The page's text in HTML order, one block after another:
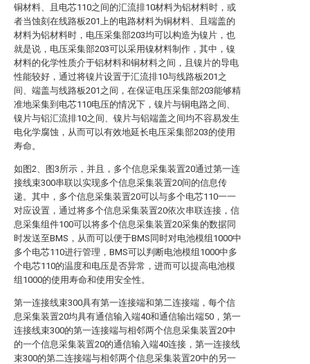
铜材料、且电芯110之间的汇流排10材料为铝材料时，或
者当蚀刻在线路板201上的电路材料为铜材料、且端盖的
材料为铝材料时，电压采集部203均可以构造为镍片，也
就是说，电压采集部203可以采用镍材料制作，其中，镍
材料的化学性质介于铝材料和铜材料之间，且镍片的导电
性能较好，通过将镍片设置于汇流排10与线路板201之
间、端盖与线路板201之间，在保证电压采集部203能够精
准地采集到电芯110电压的情况下，镍片与铜电路之间、
镍片与铝汇流排10之间、镍片与铝端盖之间均不容易发生
电化学腐蚀，从而可以有效地延长电压采集部203的使用
寿命。
如图2、图3所示，并且，多个信息采集装置20通过第一连
接线束300串联以实现多个信息采集装置20间的信息传
递。其中，多个信息采集装置20可以与多个电芯110一一
对应设置，通过将多个信息采集装置20依次串联连接，信
息采集组件100可以将多个信息采集装置20采集的数据同
时发送至BMS，从而可以便于BMS同时对电池模组1000中
多个电芯110进行管理，BMS可以判断电池模组1000中多
个电芯110的温度和电压是否异常，进而可以提高电池模
组1000的使用寿命和使用安全性。
第一连接线束300具有第一连接端和第二连接端，每个信
息采集装置20均具有通信输入端40和通信输出端50，第一
连接线束300的第一连接端与相邻两个信息采集装置20中
的一个信息采集装置20的通信输入端40连接，第一连接线
束300的第二连接端与相邻两个信息采集装置20中的另一